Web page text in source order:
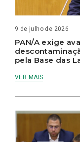
9 de julho de 2026
PAN/A exige
pela Base das
VER MAIS